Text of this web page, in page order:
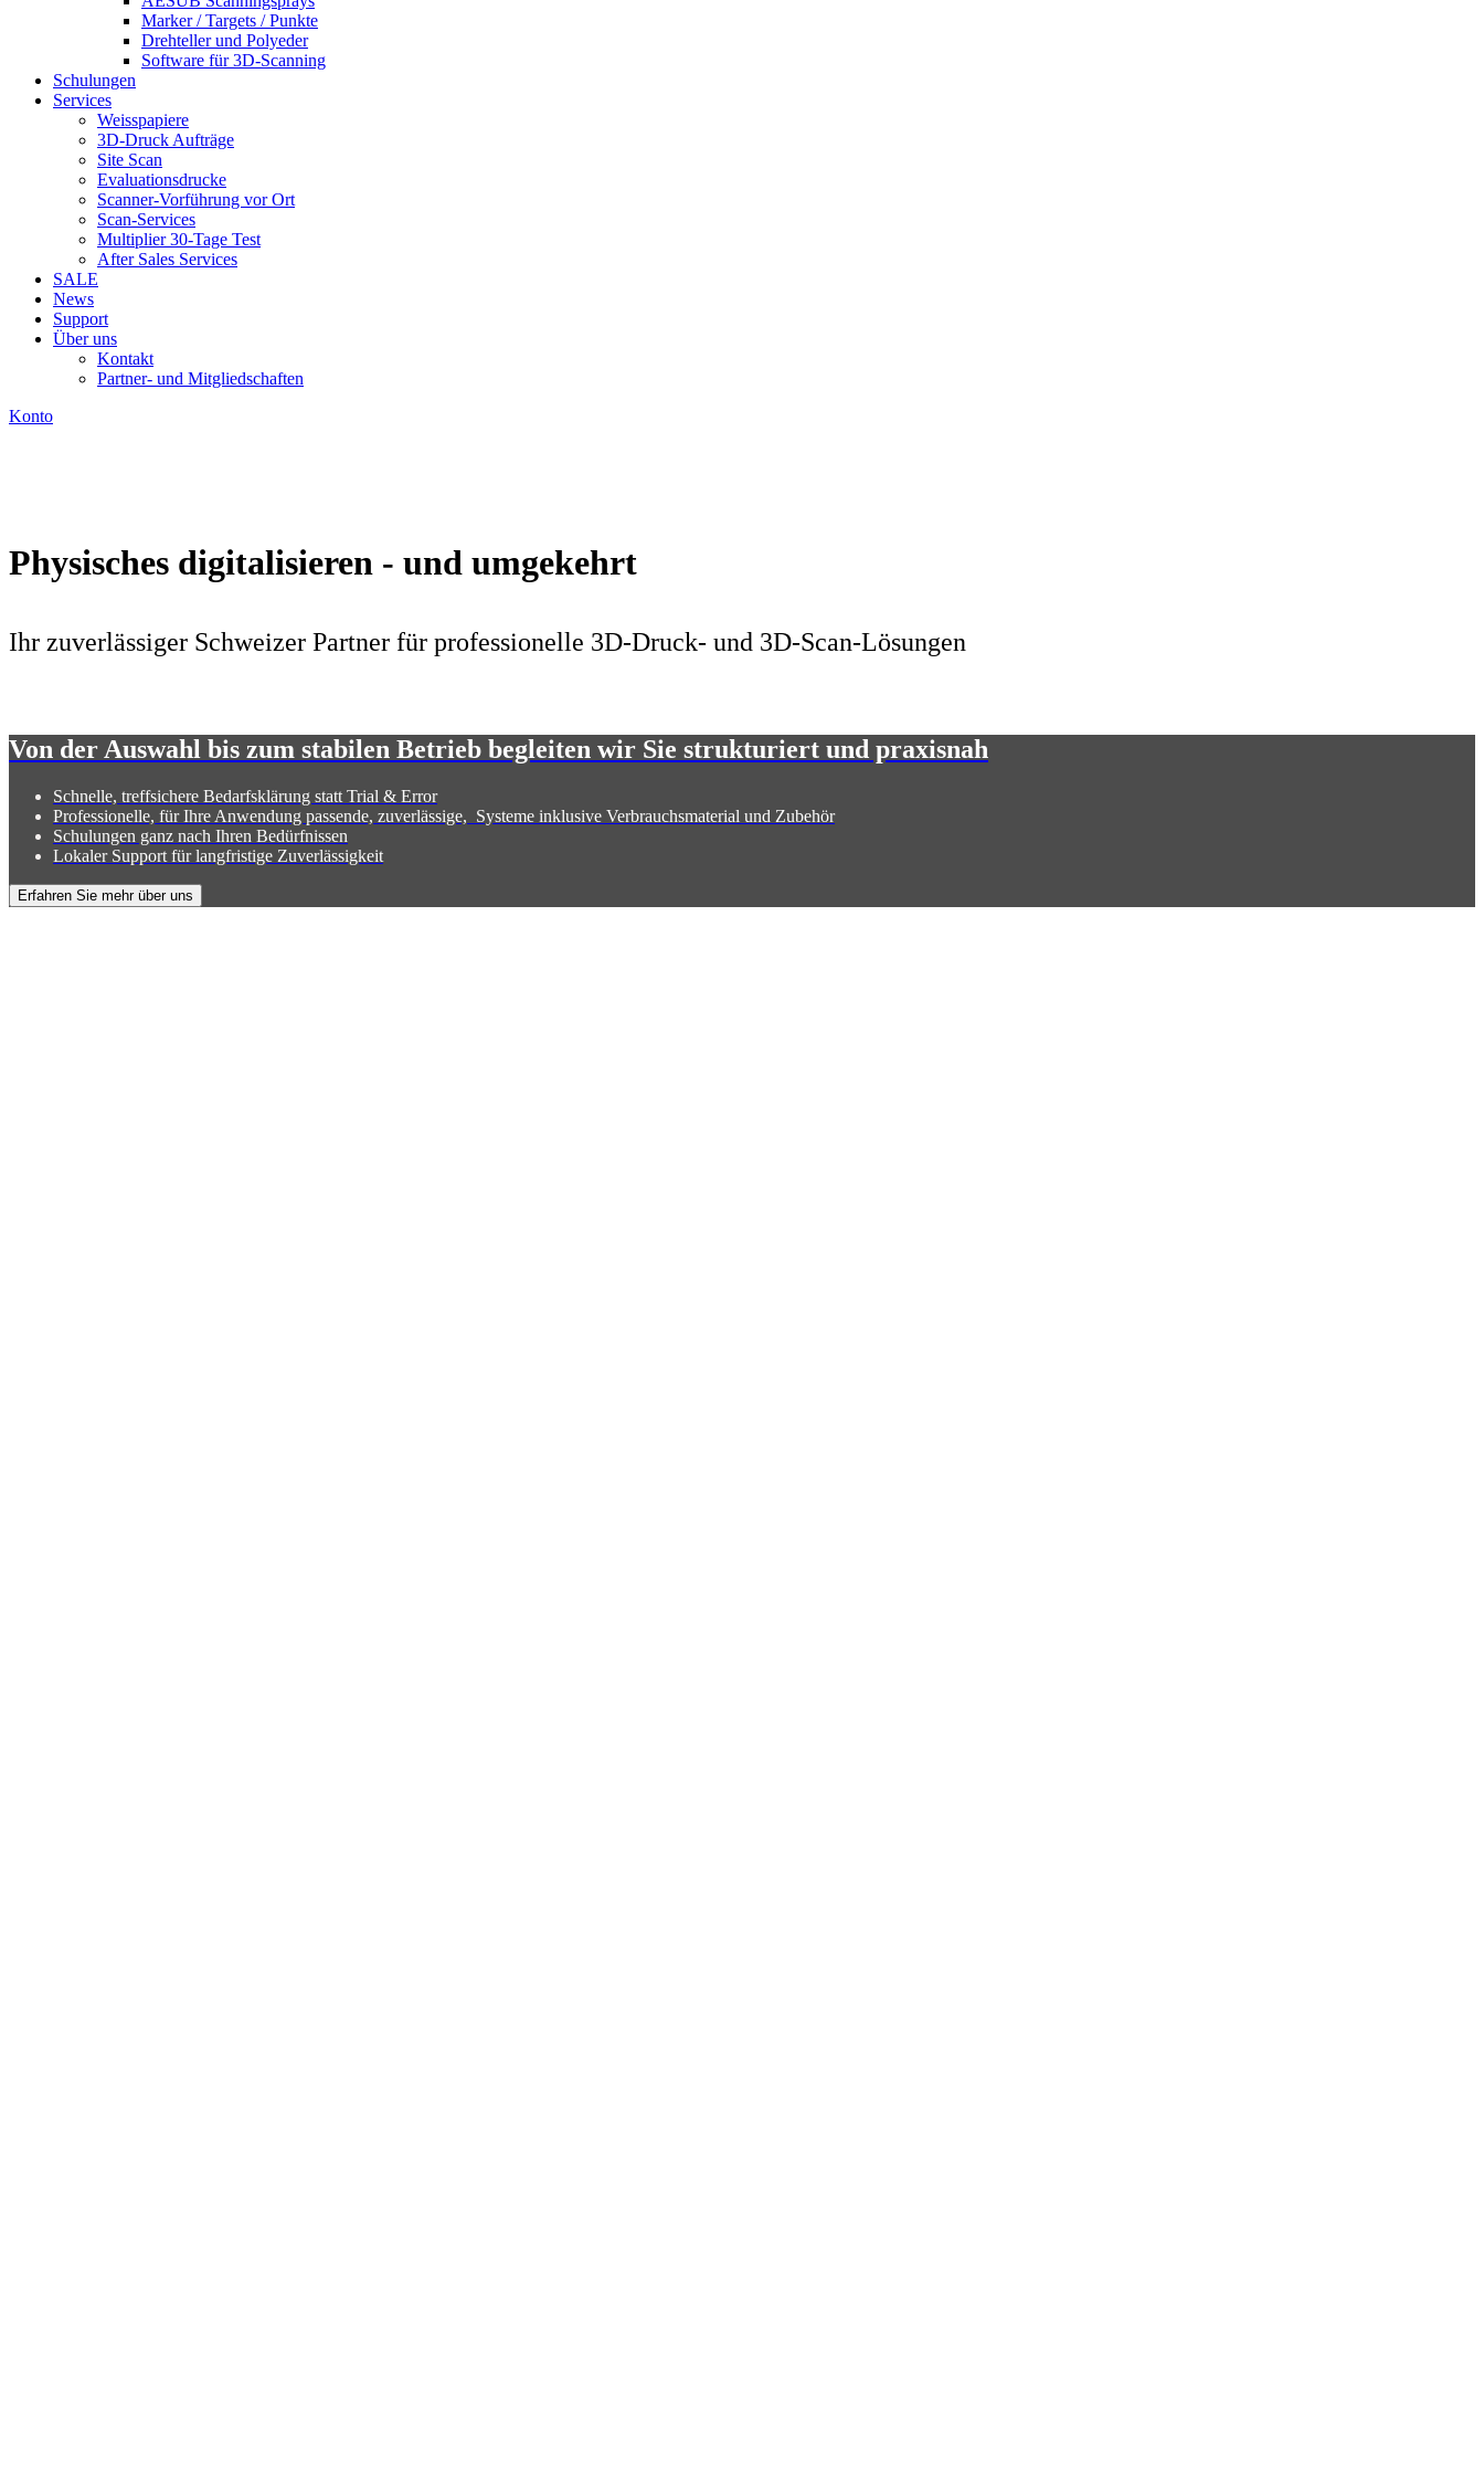
Marker / Targets / Punkte
Drehteller und Polyeder
Software für 3D-Scanning
Schulungen
Services
Weisspapiere
3D-Druck Aufträge
Site Scan
Evaluationsdrucke
Scanner-Vorführung vor Ort
Scan-Services
Multiplier 30-Tage Test
After Sales Services
SALE
News
Support
Über uns
Kontakt
Partner- und Mitgliedschaften
Konto
Physisches digitalisieren - und umgekehrt
Ihr zuverlässiger Schweizer Partner für professionelle 3D-Druck- und 3D-Scan-Lösungen
Von der Auswahl bis zum stabilen Betrieb begleiten wir Sie strukturiert und praxisnah
Schnelle, treffsichere Bedarfsklärung statt Trial & Error
Professionelle, für Ihre Anwendung passende, zuverlässige, Systeme inklusive Verbrauchsmaterial und Zubehör
Schulungen ganz nach Ihren Bedürfnissen
Lokaler Support für langfristige Zuverlässigkeit
Erfahren Sie mehr über uns